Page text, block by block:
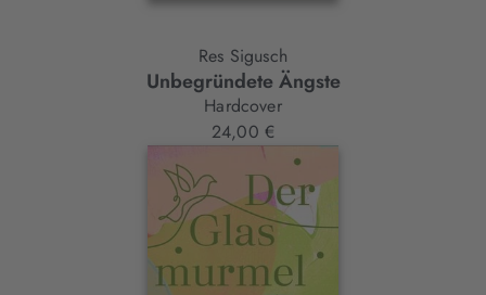
Res Sigusch
Unbegründete Ängste
Hardcover
24,00 €